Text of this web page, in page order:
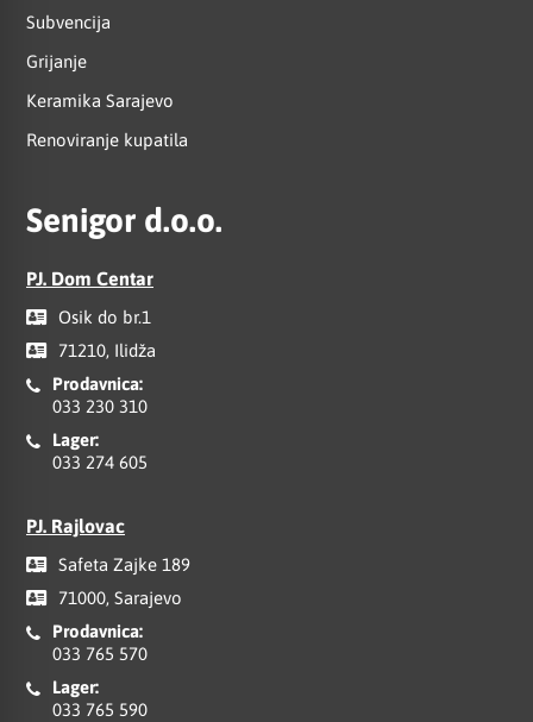
Subvencija
Grijanje
Keramika Sarajevo
Renoviranje kupatila
Senigor d.o.o.
PJ. Dom Centar
Osik do br.1
71210, Ilidža
Prodavnica:
033 230 310
Lager:
033 274 605
PJ. Rajlovac
Safeta Zajke 189
71000, Sarajevo
Prodavnica:
033 765 570
Lager:
033 765 590